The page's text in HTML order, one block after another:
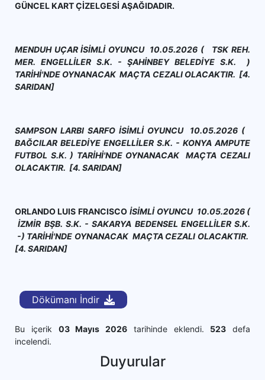
GÜNCEL KART ÇİZELGESİ AŞAĞIDADIR.
MENDUH UÇAR İSİMLİ OYUNCU 10.05.2026 ( TSK REH.
MER. ENGELLİLER S.K. - ŞAHİNBEY BELEDİYE S.K. )
TARİHİ'NDE OYNANACAK MAÇTA CEZALI OLACAKTIR. [4.
SARIDAN]
SAMPSON LARBI SARFO İSİMLİ OYUNCU 10.05.2026 (
BAĞCILAR BELEDİYE ENGELLİLER S.K. - KONYA AMPUTE
FUTBOL S.K. ) TARİHİ'NDE OYNANACAK MAÇTA CEZALI
OLACAKTIR. [4. SARIDAN]
ORLANDO LUIS FRANCISCO İSİMLİ OYUNCU 10.05.2026 (
İZMİR BŞB. S.K. - SAKARYA BEDENSEL ENGELLİLER S.K.
-) TARİHİ'NDE OYNANACAK MAÇTA CEZALI OLACAKTIR.
[4. SARIDAN]
Dökümanı İndir
Bu içerik 03 Mayıs 2026 tarihinde eklendi. 523 defa
incelendi.
Duyurular